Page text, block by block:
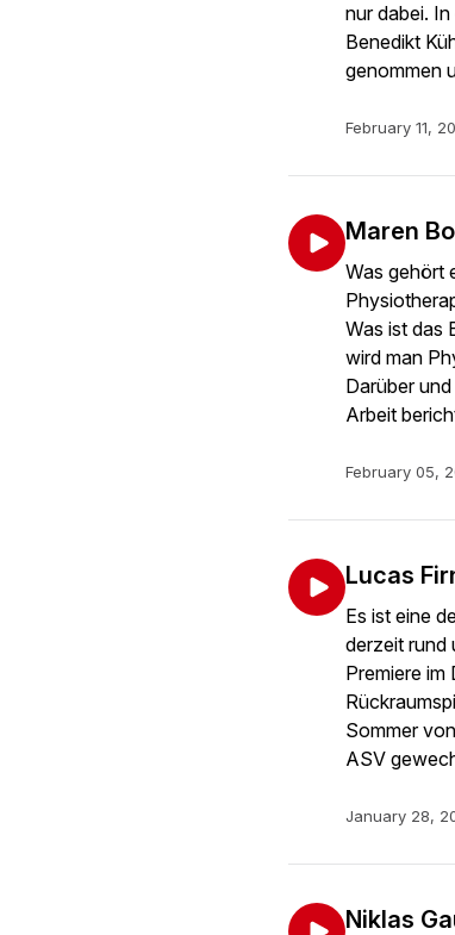
nur dabei.
Benedikt
genommen
February 11,
Maren
Was gehört
Was ist das
wird man
Darüber
Arbeit
February 05,
Lucas
Es ist eine
derzeit rund
Premiere im
Sommer
ASV
January 28,
Niklas